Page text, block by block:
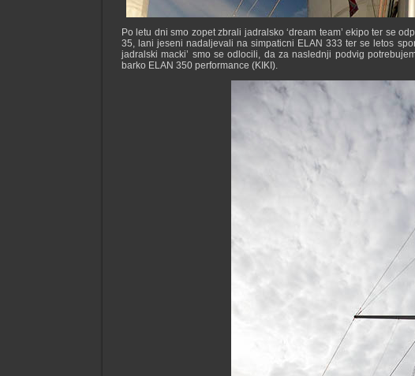
Po letu dni smo zopet zbrali jadralsko ‘dream team’ ekipo ter se
35, lani jeseni nadaljevali na simpaticni ELAN 333 ter se letos
jadralski macki’ smo se odlocili, da za naslednji podvig
barko ELAN 350 performance (KIKI).